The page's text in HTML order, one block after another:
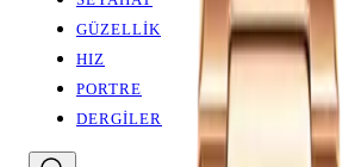
GÜZELLİK
HIZ
PORTRE
DERGİLER